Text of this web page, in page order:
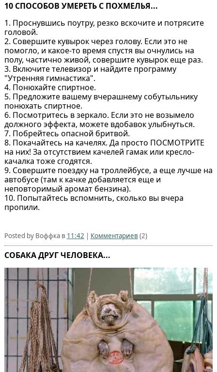
10 СПОСОБОВ УМЕРЕТЬ С ПОХМЕЛЬЯ...
1. Проснувшись поутру, резко вскочите и потрясите
головой.
2. Совершите кувырок через голову. Если это не
помогло, и какое-то время спустя вы очнулись на
полу, частично живой, совершите кувырок еще раз.
3. Включите телевизор и найдите программу
"Утренняя гимнастика".
4. Понюхайте спиртное.
5. Предложите вашему вчерашнему собутыльнику
понюхать спиртное.
6. Посмотритесь в зеркало. Если это не возымело
должного эффекта, можете вдобавок улыбнуться.
7. Побрейтесь опасной бритвой.
8. Покачайтесь на качелях. Да просто ПОСМОТРИТЕ
на них! За отсутствием качелей гамак или кресло-
качалка тоже сгодятся.
9. Совершите поездку на троллейбусе, а еще лучше на
автобусе (там к качке добавляется еще и
неповторимый аромат бензина).
10. Попытайтесь вспомнить, сколько вы вчера
пропили.
Posted by Воффка в 11:42 | Комментариев (2)
СОБАКА ДРУГ ЧЕЛОВЕКА...